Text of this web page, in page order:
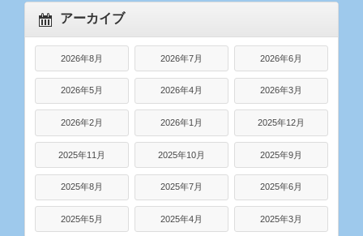
アーカイブ
2026年8月 2026年7月 2026年6月
2026年5月 2026年4月 2026年3月
2026年2月 2026年1月 2025年12月
2025年11月 2025年10月 2025年9月
2025年8月 2025年7月 2025年6月
2025年5月 2025年4月 2025年3月